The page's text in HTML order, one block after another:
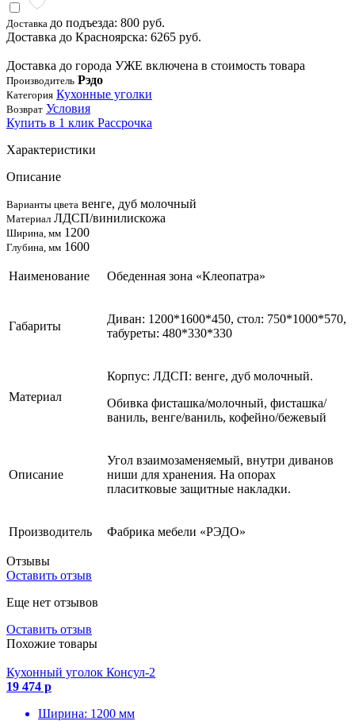
Доставка до подъезда: 800 руб.
Доставка до Красноярска: 6265 руб.
Доставка до города УЖЕ включена в стоимость товара
Производитель Рэдо
Категория Кухонные уголки
Возврат Условия
Купить в 1 клик Рассрочка
Характеристики
Описание
Варианты цвета венге, дуб молочный
Материал ЛДСП/винилискожа
Ширина, мм 1200
Глубина, мм 1600
Наименование Обеденная зона «Клеопатра»
Габариты
Диван: 1200*1600*450, стол: 750*1000*570,
табуреты: 480*330*330
Материал
Корпус: ЛДСП: венге, дуб молочный.
Обивка фисташка/молочный, фисташка/
ваниль, венге/ваниль, кофейно/бежевый
Описание
Угол взаимозаменяемый, внутри диванов
ниши для хранения. На опорах
пласитковые защитные накладки.
Производитель Фабрика мебели «РЭДО»
Отзывы
Оставить отзыв
Еще нет отзывов
Оставить отзыв
Похожие товары
Кухонный уголок Консул-2
19 474 р
Ширина: 1200 мм